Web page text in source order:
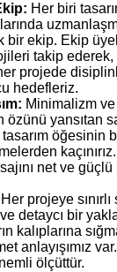
Her biri
bir ekip. Ekip
takip
projede
hedefleriz.
Minimalizm
özünü yansıtan
öğesinin
net ve
Her projeye
detaycı bir
kalıplarına
anlayışımız
ölçüttür.